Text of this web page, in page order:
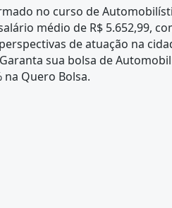
no curso de
médio de R$ 5.652,99,
de atuação na
sua bolsa de
na Quero Bolsa.